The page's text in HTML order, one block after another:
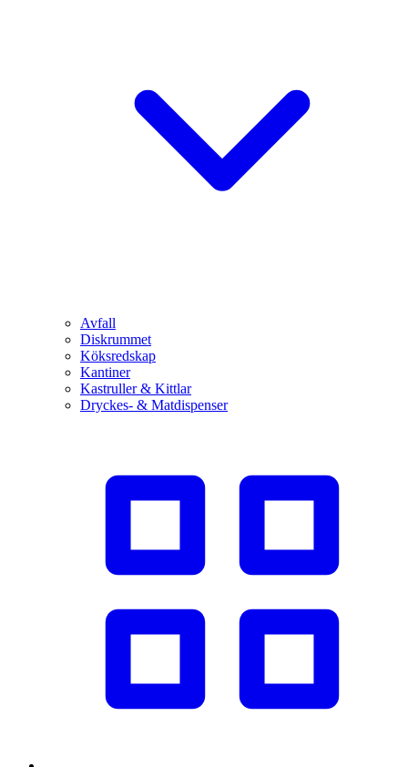
Avfall
Diskrummet
Köksredskap
Kantiner
Kastruller & Kittlar
Dryckes- & Matdispenser